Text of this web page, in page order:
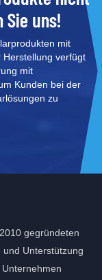
uns!
mit
verfügt
mit
Kunden bei der
zu
gegründeten
Unterstützung